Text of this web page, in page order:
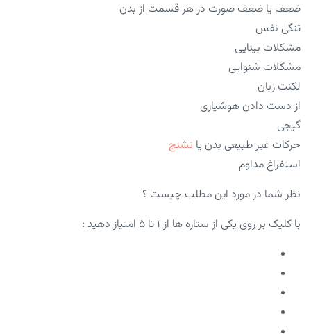
ضعف یا ضعف صورت در هر قسمت از بدن
تنگی نفس
مشکلات بینایی
مشکلات شنوایی
لکنت زبان
از دست دادن هوشیاری
گیجی
حرکات غیر طبیعی بدن یا تشنج
استفراغ مداوم
نظر شما در مورد این مطلب چیست ؟
با کلیک بر روی یکی از ستاره ها از ۱ تا ۵ امتیاز دهید :